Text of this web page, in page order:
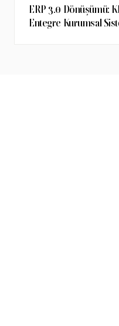
ERP 3.0 Dönüşümü:
Entegre Kurumsal